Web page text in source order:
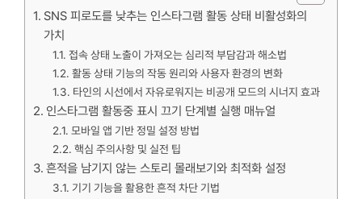
SNS 피로도를 낮추는 인스타그램 활동 상태 비활성화의
가치
접속 상태 노출이 가져오는 심리적 부담감과 해소법
활동 상태 기능의 작동 원리와 사용자 환경의 변화
타인의 시선에서 자유로워지는 비공개 모드의 시너지 효과
인스타그램 활동중 표시 끄기 단계별 실행 매뉴얼
모바일 앱 기반 정밀 설정 방법
핵심 주의사항 및 실전 팁
흔적을 남기지 않는 스토리 몰래보기와 최적화 설정
기기 기능을 활용한 흔적 차단 기법